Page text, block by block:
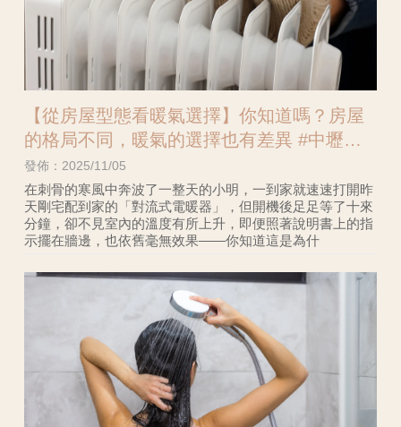
【從房屋型態看暖氣選擇】你知道嗎？房屋
的格局不同，暖氣的選擇也有差異 #中壢室
內設計師#中壢住宅設計
發佈：2025/11/05
在刺骨的寒風中奔波了一整天的小明，一到家就速速打開昨
天剛宅配到家的「對流式電暖器」，但開機後足足等了十來
分鐘，卻不見室內的溫度有所上升，即便照著說明書上的指
示擺在牆邊，也依舊毫無效果——你知道這是為什